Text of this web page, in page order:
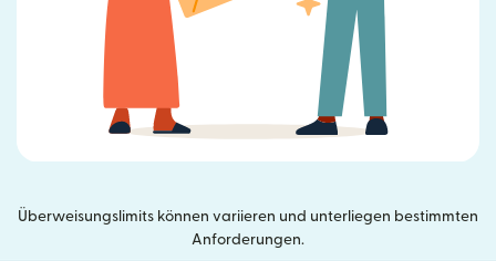
Überweisungslimits können variieren und unterliegen bestimmten
Anforderungen.